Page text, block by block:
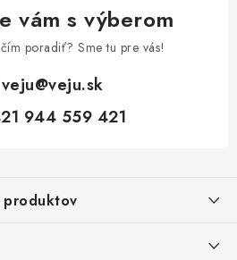
vám s výberom
poradiť? Sme tu pre vás!
veju@veju.sk
944 559 421